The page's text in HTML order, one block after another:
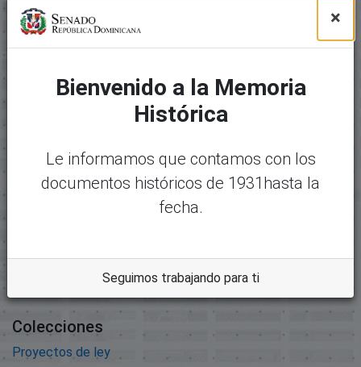
Tipo
Archivos
Paquete original
Mostrando 1 - 1 de 1
Nombre:
Tamaño:
55.71 MB
Descripción:
Colecciones
Proyectos de ley
×
Bienvenido a la Memoria
Histórica
Le informamos que contamos con los
documentos históricos de 1931hasta la
fecha.
Seguimos trabajando para ti